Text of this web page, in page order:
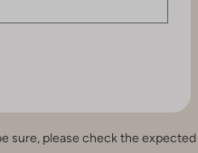
sure, please check the